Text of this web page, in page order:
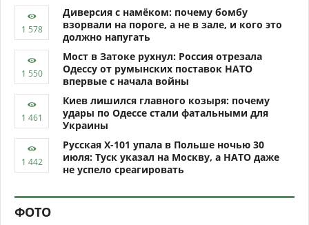
Диверсия с намёком: почему бомбу
взорвали на пороге, а не в зале, и кого это
должно напугать
Мост в Затоке рухнул: Россия отрезала
Одессу от румынских поставок НАТО
впервые с начала войны
Киев лишился главного козыря: почему
удары по Одессе стали фатальными для
Украины
Русская Х-101 упала в Польше ночью 30
июля: Туск указал на Москву, а НАТО даже
не успело среагировать
ФОТО